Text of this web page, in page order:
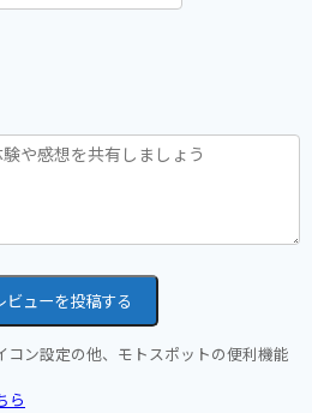
ビューを投稿する
コン設定の他、モトスポットの便利機能
ら